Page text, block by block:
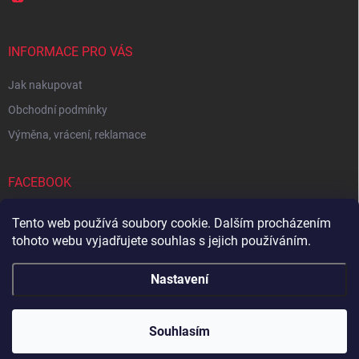
Tento web používá soubory cookie. Dalším procházením
tohoto webu vyjadřujete souhlas s jejich používáním.
Nastavení
Souhlasím
INFORMACE PRO VÁS
Jak nakupovat
Obchodní podmínky
Výměna, vrácení, reklamace
FACEBOOK
Zboží.cz Heureka.cz Sedupa Nejlepší seno.cz
Zandup . Všechna práva vyhrazena.